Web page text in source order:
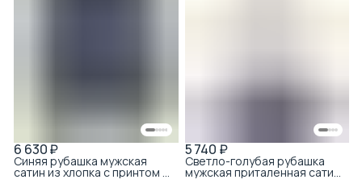
6 630 ₽
Синяя рубашка мужская
сатин из хлопка с принтом с
5 740 ₽
Светло-голубая рубашка
мужская приталенная сатин
из хлопка с принтом с